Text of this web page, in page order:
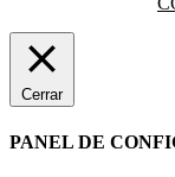
Cerrar
PANEL DE